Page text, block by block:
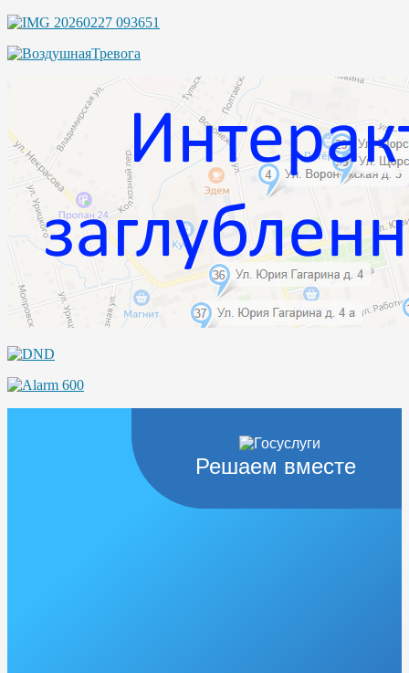
Решаем вместе